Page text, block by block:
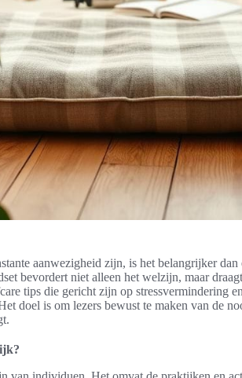
aanwezigheid zijn, is het belangrijker
bevordert niet alleen het welzijn, maar
tips die gericht zijn op stressvermindering
doel is om lezers bewust te maken van de